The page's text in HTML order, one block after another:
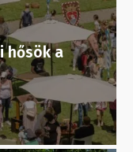
hősök a